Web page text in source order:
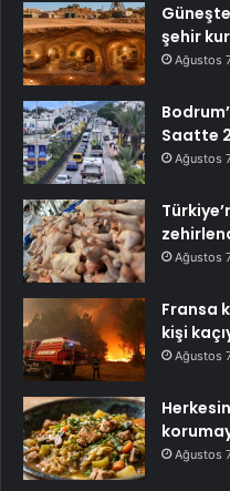
şehir
Ağustos
Saatte
Ağustos
Ağustos
Fransa
kişi
Ağustos
Ağustos